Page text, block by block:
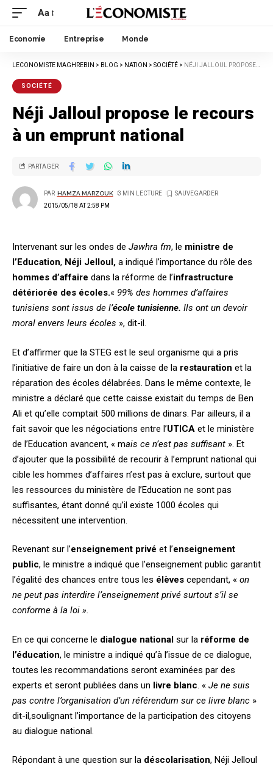
Aa
Economie Entreprise Monde
LECONOMISTE MAGHREBIN > BLOG > NATION > SOCIÉTÉ > NÉJI JALLOUL PROPOSE LE RECOURS À UN EMPRUNT NATIONAL
SOCIÉTÉ
Néji Jalloul propose le recours
à un emprunt national
2015/05/18 AT 2:58 PM
PAR HAMZA MARZOUK 3 MIN LECTURE
PARTAGER
Intervenant sur les ondes de Jawhra fm, le ministre de
l’Education, Néji Jelloul, a indiqué l’importance du rôle des
hommes d’affaire dans la réforme de l’infrastructure
détériorée des écoles.« 99% des hommes d’affaires
tunisiens sont issus de l’école tunisienne. Ils ont un devoir
moral envers leurs écoles », dit-il.
Et d’affirmer que la STEG est le seul organisme qui a pris
l’initiative de faire un don à la caisse de la restauration et la
réparation des écoles délabrées. Dans le même contexte, le
ministre a déclaré que cette caisse existait du temps de Ben
Ali et qu’elle comptait 500 millions de dinars. Par ailleurs, il a
fait savoir que les négociations entre l’UTICA et le ministère
de l’Education avancent, « mais ce n’est pas suffisant ». Et
d’ajouter que la possibilité de recourir à l’emprunt national qui
cible les hommes d’affaires n’est pas à exclure, surtout que
les ressources du ministère de l’Education ne sont pas
suffisantes, étant donné qu’il existe 1000 écoles qui
nécessitent une intervention.
Revenant sur l’enseignement privé et l’enseignement
public, le ministre a indiqué que l’enseignement public garantit
l’égalité des chances entre tous les élèves cependant, « on
ne peut pas interdire l’enseignement privé surtout s’il se
conforme à la loi ».
En ce qui concerne le dialogue national sur la réforme de
l’éducation, le ministre a indiqué qu’à l’issue de ce dialogue,
toutes les recommandations seront examinées par des
experts et seront publiées dans un livre blanc . « Je ne suis
pas contre l’organisation d’un référendum sur ce livre blanc »
dit-il,soulignant l’importance de la participation des citoyens
au dialogue national.
Répondant à une question sur la déscolarisation, Néji Jelloul